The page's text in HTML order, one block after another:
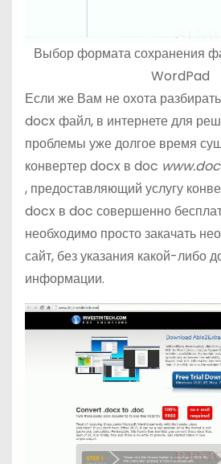
Выбор формата сохранения
WordPad
Если же Вам не охота
docx файл, в интернете для
проблемы уже долгое время
конвертер docx в doc
, предоставляющий услугу
docx в doc совершенно
необходимо просто закачать
сайт, без указания какой-либо
информации.